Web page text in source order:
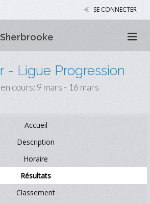
SE CONNECTER
- Ligue Progression
cours: 9 mars - 16 mars
Accueil
Description
Horaire
Résultats
Classement